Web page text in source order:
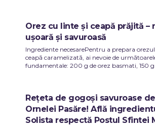
Orez cu linte și ceapă prăjită –
ușoară și savuroasă
Ingrediente necesarePentru a prepara
ceapă caramelizată, ai nevoie de
fundamentale: 200 g de orez basmati, 150 g
Rețeta de gogoși savuroase
Ornelei Pasăre! Află
Solista respectă Postul Sfintei